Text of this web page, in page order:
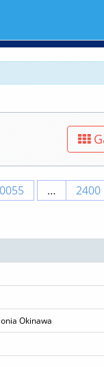
0055 …
2400
Okinawa